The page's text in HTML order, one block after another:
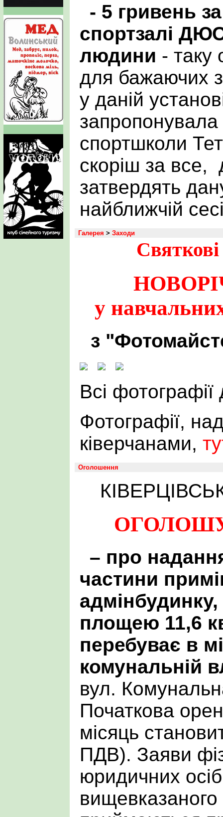
- 5 гривень
спортзалі
людини - таку
для бажаючих
у даній
спортшколи
скоріш за все,
затвердять
найближчій
Галерея > Заходи
у
з
Всі фотографії
Фотографії,
ківерчанами,
Оголошення
– про
частини
площею 11,6
перебуває в
комунальній
вул.
Початкова
місяць
ПДВ). Заяви
юридичних